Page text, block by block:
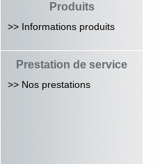
Produits
>> Informations produits
Prestation de service
>> Nos prestations